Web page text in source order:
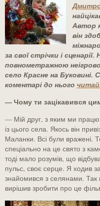
Автор
він
за свої стрічки і
повнометражною
село Красне на
коментарі до нього
— Чому ти зацікавився
— Мій друг, з яким ми
із цього села. Якось він
Маланки. Всі були вражені.
спеціально на це свято з
тоді мало розумів, що
пульс, своє серце. Я ходив
знайомився з селянами. Так
вирішив зробити про це